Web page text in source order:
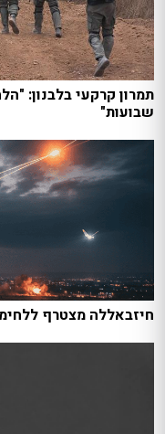
תמרון קרקעי בלבנון:
שבועות"
חיזבאללה מצטרף